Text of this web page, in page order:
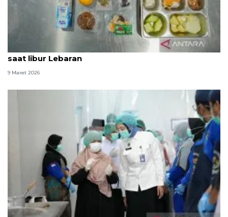
BGN: MBG bagi balita dan ibu hamil tetap berjalan
saat libur Lebaran
9 Maret 2026